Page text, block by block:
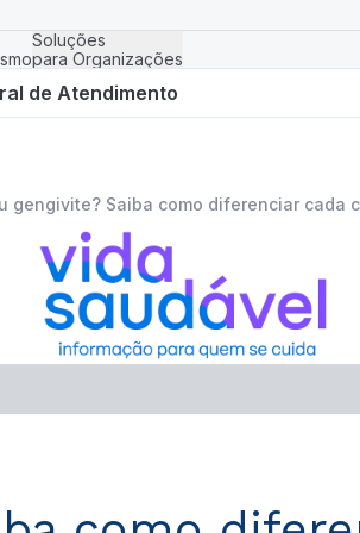
Soluções
para Organizações
de Atendimento
gengivite? Saiba como diferenciar cada